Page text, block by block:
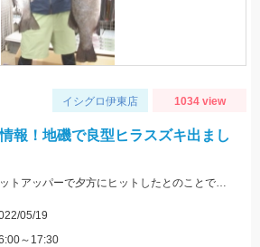
イシグロ伊東店 1034 view
報！地磯で良型ヒラスズキ出まし
ヒットルアーはダイワ セットアッパーで夕方にヒットしたとのことです。83ｃｍ5ｋｇのナイスサイズでした！情報提供ありがとうございます！
05/19
～17:30